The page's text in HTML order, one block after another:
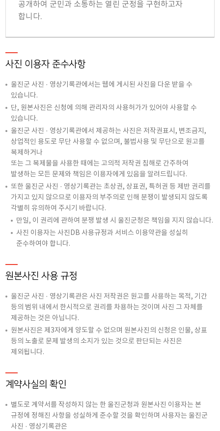
공개하여 군민과 소통하는 열린 군정을 구현하고자
합니다.
사진 이용자 준수사항
울진군 사진 · 영상기록관에서는 웹에 게시된 사진을 다운 받을 수
있습니다.
단, 원본사진은 신청에 의해 관리자의 사용허가가 있어야 사용할 수
있습니다.
울진군 사진 · 영상기록관에서 제공하는 사진은 저작권표시, 변조금지,
상업적인 용도로 무단 사용할 수 없으며, 불법사용 및 무단으로 원고를
복제하거나
또는 그 복제물을 사용한 때에는 고의적 저작권 침해로 간주하여
발생하는 모든 문제와 책임은 이용자에게 있음을 알려드립니다.
또한 울진군 사진 · 영상기록관는 초상권, 상표권, 특허권 등 제반 권리를
가지고 있지 않으므로 이용자의 부주의로 인해 분쟁이 발생되지 않도록
각별히 유의하여 주시기 바랍니다.
만일, 이 권리에 관하여 분쟁 발생 시 울진군청은 책임을 지지 않습니다.
사진 이용자는 사진DB 사용규정과 서비스 이용약관을 성실히
준수하여야 합니다.
원본사진 사용 규정
울진군 사진 · 영상기록관은 사진 저작권은 원고를 사용하는 목적, 기간
등의 범위 내에서 한시적으로 권리를 차용하는 것이며 사진 그 자체를
제공하는 것은 아닙니다.
원본사진은 제3자에게 양도할 수 없으며 원본사진의 신청은 인물, 상표
등의 노출로 문제 발생의 소지가 있는 것으로 판단되는 사진은
제외됩니다.
계약사실의 확인
별도로 계약서를 작성하지 않는 한 울진군청과 원본사진 이용자는 본
규정에 정해진 사항을 성실하게 준수할 것을 확인하며 사용자는 울진군
사진 · 영상기록관은